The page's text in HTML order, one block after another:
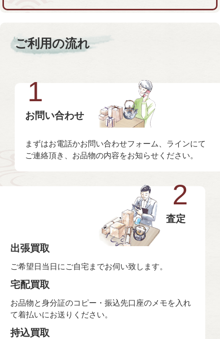
ご利用の流れ
1
お問い合わせ
まずはお電話かお問い合わせフォーム、ラインにて
ご連絡頂き、お品物の内容をお知らせください。
2
査定
出張買取
ご希望日当日にご自宅までお伺い致します。
宅配買取
お品物と身分証のコピー・振込先口座のメモを入れ
て着払いにお送りください。
持込買取